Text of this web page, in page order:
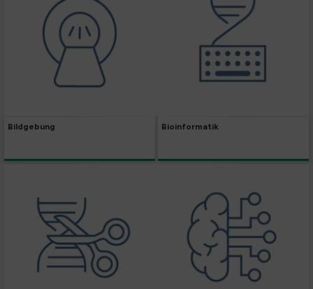
Bildgebung Bioinformatik